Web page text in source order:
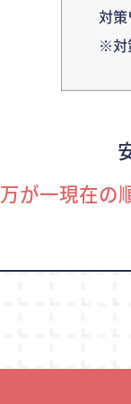
対
※対
万が一現在の